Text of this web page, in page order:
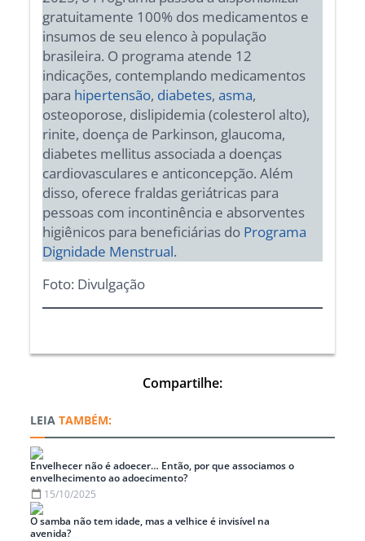
gratuitamente 100% dos medicamentos e
insumos de seu elenco à população
brasileira. O programa atende 12
indicações, contemplando medicamentos
para hipertensão, diabetes,asma,
osteoporose, dislipidemia (colesterol alto),
rinite, doença de Parkinson, glaucoma,
diabetes mellitus associada a doenças
cardiovasculares e anticoncepção. Além
disso, oferece fraldas geriátricas para
pessoas com incontinência e absorventes
higiênicos para beneficiárias do Programa
Dignidade Menstrual.
Foto: Divulgação
Compartilhe:
TAMBÉM:
Envelhecer não é adoecer… Então, por que associamos o
envelhecimento ao adoecimento?
15/10/2025
O samba não tem idade, mas a velhice é invisível na
avenida?